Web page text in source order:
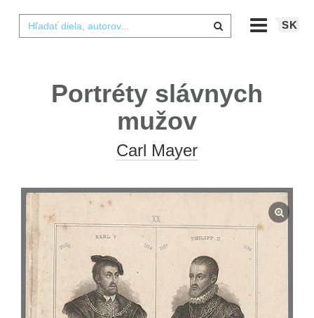
SK
Portréty slávnych
mužov
Carl Mayer